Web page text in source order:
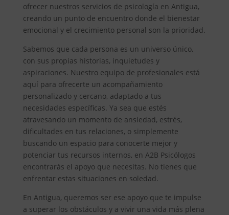
ofrecer nuestros servicios de psicología en Antigua,
creando un punto de encuentro donde el bienestar
emocional y el crecimiento personal son la prioridad.
Sabemos que cada persona es un universo único,
con sus propias historias, inquietudes y
aspiraciones. Nuestro equipo de profesionales está
aquí para ofrecerte un acompañamiento
personalizado y cercano, adaptado a tus
necesidades específicas. Ya sea que estés
atravesando un momento de ansiedad, estrés,
dificultades en tus relaciones, o simplemente
buscando un espacio para conocerte mejor y
potenciar tus recursos internos, en A2B Psicólogos
encontrarás el apoyo que necesitas. No tienes que
enfrentar estas situaciones en soledad.
En Antigua, queremos ser ese apoyo que te impulse
a superar los obstáculos y a vivir una vida más plena